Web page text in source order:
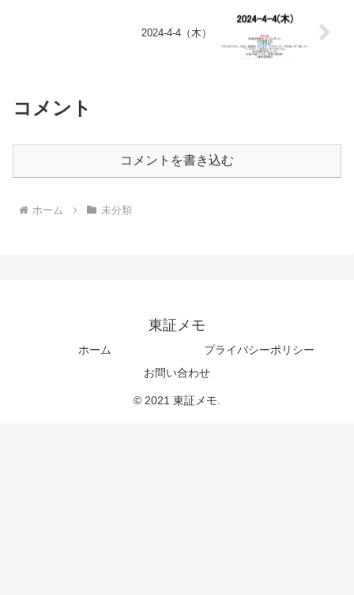
2024-4-4（木）
コメント
コメントを書き込む
ホーム 未分類
東証メモ
ホーム
プライバシーポリシー
お問い合わせ
© 2021 東証メモ.